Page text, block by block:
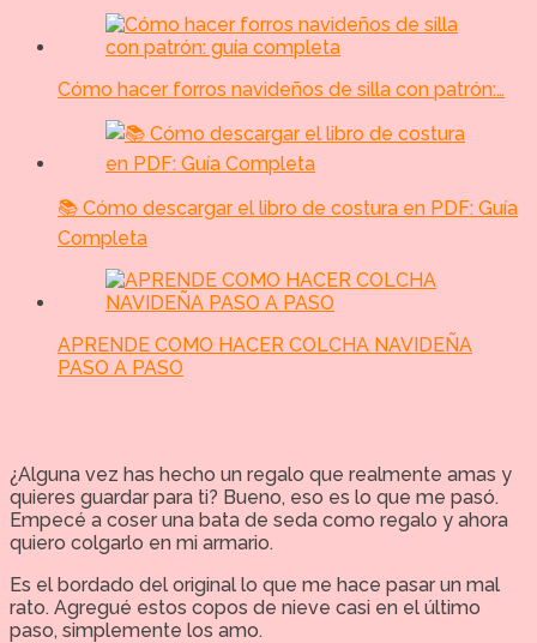
Cómo hacer forros navideños de silla con patrón:…
📚 Cómo descargar el libro de costura en PDF: Guía
Completa
APRENDE COMO HACER COLCHA NAVIDEÑA
PASO A PASO
¿Alguna vez has hecho un regalo que realmente amas y
quieres guardar para ti? Bueno, eso es lo que me pasó.
Empecé a coser una bata de seda como regalo y ahora
quiero colgarlo en mi armario.
Es el bordado del original lo que me hace pasar un mal
rato. Agregué estos copos de nieve casi en el último
paso, simplemente los amo.